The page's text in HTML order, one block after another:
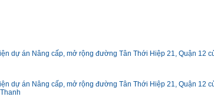
dự án Nâng cấp, mở rộng đường Tân Thới Hiệp 21, Quận 12
dự án Nâng cấp, mở rộng đường Tân Thới Hiệp 21, Quận 12